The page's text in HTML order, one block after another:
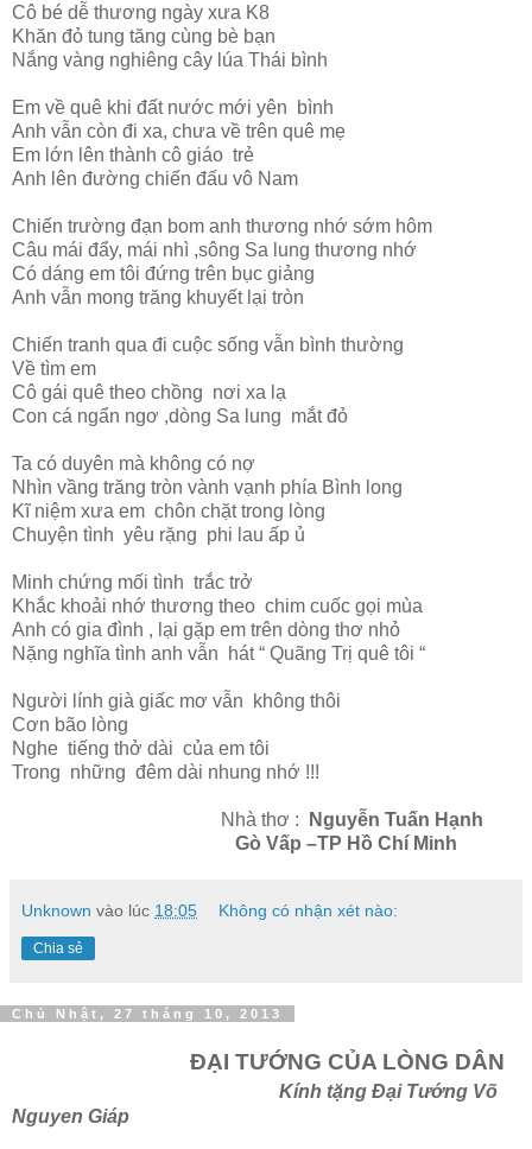
Cô bé dễ thương ngày xưa K8
Khăn đỏ tung tăng cùng bè bạn
Nắng vàng nghiêng cây lúa Thái bình
Em về quê khi đất nước mới yên bình
Anh vẫn còn đi xa, chưa về trên quê mẹ
Em lớn lên thành cô giáo trẻ
Anh lên đường chiến đấu vô Nam
Chiến trường đạn bom anh thương nhớ sớm hôm
Câu mái đẩy, mái nhì ,sông Sa lung thương nhớ
Có dáng em tôi đứng trên bục giảng
Anh vẫn mong trăng khuyết lại tròn
Chiến tranh qua đi cuộc sống vẫn bình thường
Về tìm em
Cô gái quê theo chồng nơi xa lạ
Con cá ngẩn ngơ ,dòng Sa lung mắt đỏ
Ta có duyên mà không có nợ
Nhìn vầng trăng tròn vành vạnh phía Bình long
Kĩ niệm xưa em chôn chặt trong lòng
Chuyện tình yêu rặng phi lau ấp ủ
Minh chứng mối tình trắc trở
Khắc khoải nhớ thương theo chim cuốc gọi mùa
Anh có gia đình , lại gặp em trên dòng thơ nhỏ
Nặng nghĩa tình anh vẫn hát “ Quãng Trị quê tôi “
Người lính già giấc mơ vẫn không thôi
Cơn bão lòng
Nghe tiếng thở dài của em tôi
Trong những đêm dài nhung nhớ !!!
Nhà thơ :
Nguyễn Tuấn Hạnh
Gò Vấp –TP Hồ Chí Minh
Unknown vào lúc 18:05 Không có nhận xét nào:
Chia sẻ
Chủ Nhật, 27 tháng 10, 2013
ĐẠI TƯỚNG CỦA LÒNG DÂN
Kính tặng Đại Tướng Võ
Nguyen Giáp